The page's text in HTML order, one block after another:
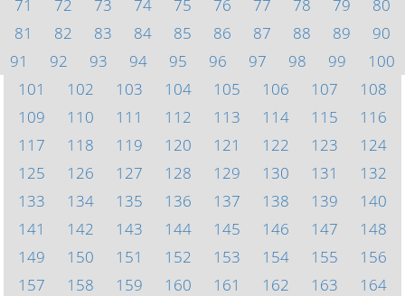
71
72 73 74 75 76 77 78 79
80
81
82 83 84 85 86 87 88 89
90
91
92 93 94 95 96 97 98 99
100
101
102 103 104 105 106 107
108
109
110 111 112 113 114 115
116
117
118 119 120 121 122 123
124
125
126 127 128 129 130 131
132
133
134 135 136 137 138 139
140
141
142 143 144 145 146 147
148
149
150 151 152 153 154 155
156
157
158 159 160 161 162 163
164